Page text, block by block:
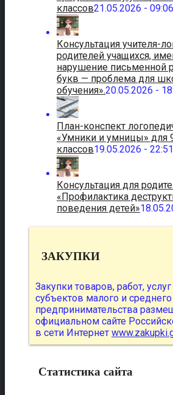
классов21.05.2026 - 09:06
Консультация учителя-
родителей учащихся,
нарушение письменной
букв — проблема для
обучения».20.05.2026 -
План-конспект
«Умники и умницы» для
классов19.05.2026 - 22:51
Консультация для
«Профилактика
поведения детей»
ЗАКУПКИ
Закупки товаров, работ,
субъектов малого и среднего
предпринимательства
официальном сайте
в сети Интернет
Статистика сайта